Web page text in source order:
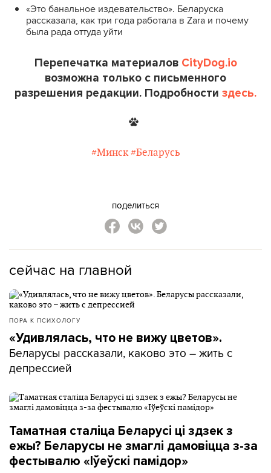
«Это банальное издевательство». Беларуска
рассказала, как три года работала в Zara и почему
была рада оттуда уйти
Перепечатка материалов CityDog.io
возможна только с письменного
разрешения редакции. Подробности здесь.
#Минск #Беларусь
поделиться
сейчас на главной
ПОРА К ПСИХОЛОГУ
«Удивлялась, что не вижу цветов».
Беларусы рассказали, каково это – жить с
депрессией
Таматная сталіца Беларусі ці здзек з
ежы? Беларусы не змаглі дамовіцца з-за
фестывалю «Іўеўскі памідор»